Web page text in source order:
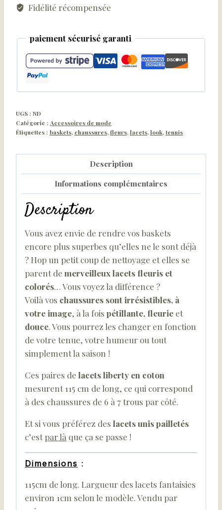
Fidélité récompensée
paiement sécurisé garanti
UGS : ND
Catégorie : Accessoires de mode
Étiquettes : baskets, chaussures,fleurs,lacets,look,tennis
Description
Informations complémentaires
Description
Vous avez envie de rendre vos baskets
encore plus superbes qu’elles ne le sont déjà
? Hop un petit coup de nettoyage et elles se
parent de merveilleux lacets fleuris et
colorés… Vous voyez la différence ?
Voilà vos chaussures sont irrésistibles, à
votre image, à la fois pétillante, fleurie et
douce. Vous pourrez les changer en fonction
de votre tenue, votre humeur ou tout
simplement la saison !
Ces paires de lacets liberty en coton
mesurent 115 cm de long, ce qui correspond
à des chaussures de 6 à 7 trous par côté.
Et si vous préférez des lacets unis pailletés
c’estpar là que ça se passe !
Dimensions :
115cm de long. Largueur des lacets fantaisies
environ 1cm selon le modèle. Vendu par